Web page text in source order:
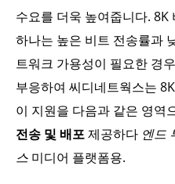
수요를 더욱 높여줍니다.
하나는 높은 비트 전송률과
트워크 가용성이 필요한 경
부응하여 씨디네트웍스는
이 지원을 다음과 같은 영역
전송 및 배포제공하다 엔드
스 미디어 플랫폼용.